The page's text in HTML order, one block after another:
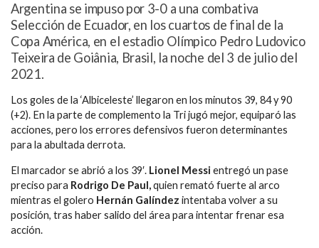
Argentina se impuso por 3-0 a una combativa
Selección de Ecuador, en los cuartos de final de la
Copa América, en el estadio Olímpico Pedro Ludovico
Teixeira de Goiânia, Brasil, la noche del 3 de julio del
2021.
Los goles de la ‘Albiceleste’ llegaron en los minutos 39, 84 y 90
(+2). En la parte de complemento la Tri jugó mejor, equiparó las
acciones, pero los errores defensivos fueron determinantes
para la abultada derrota.
El marcador se abrió a los 39′. Lionel Messi entregó un pase
preciso para Rodrigo De Paul,quien remató fuerte al arco
mientras el golero Hernán Galíndez intentaba volver a su
posición, tras haber salido del área para intentar frenar esa
acción.